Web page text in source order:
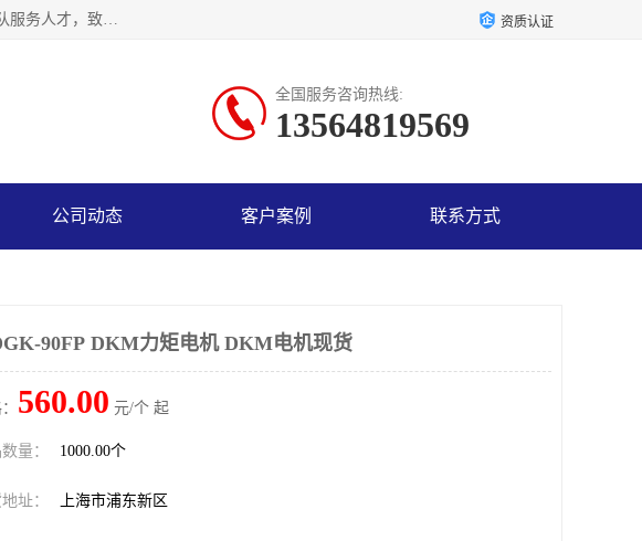
上海精晟邦机电科技有限公司是一家专业从事减速机研发，销售与一体的企业。公司拥有资深技术人员和技术团队服务人才，致力于为广大客户提供专业，细致的产品服务。主营产品有：中型减速电机，微型调速电机，精密行星减速机，蜗轮蜗杆减速机，RFKS四大系列减速机，SKM双曲面齿轮减速机，齿轮减速电机，行星减速机，防爆电机，变频器等系列；产品广泛用于汽车，船舶，能源，环保，包装，物流等领域，欢迎咨询。 资质认证
全国服务咨询热线:
13564819569
公司动态 客户案例 联系方式
90FP DKM力矩电机 DKM电机现货
560.00 元/个 起
量： 1000.00个
址： 上海市浦东新区